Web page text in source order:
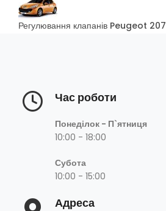
Регулювання клапанів Peugeot 207
Час роботи
Понеділок - П`ятниця
10:00 - 18:00
Субота
10:00 - 15:00
Адреса